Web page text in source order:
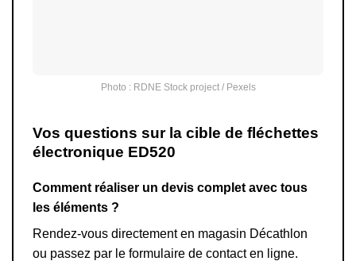
Photo : RDNE Stock project / Pexels
Vos questions sur la cible de fléchettes
électronique ED520
Comment réaliser un devis complet avec tous
les éléments ?
Rendez-vous directement en magasin Décathlon
ou passez par le formulaire de contact en ligne.